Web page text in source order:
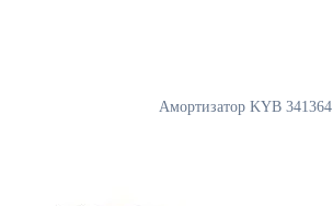
Амортизатор KYB 341364